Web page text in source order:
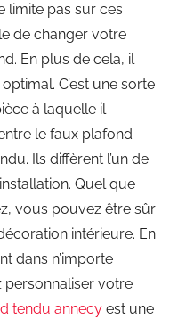
limite pas sur ces
de changer votre
En plus de cela, il
optimal. C’est une sorte
à laquelle il
le faux plafond
Ils diffèrent l’un de
Quel que
vous pouvez être sûr
intérieure. En
dans n’importe
personnaliser votre
tendu annecy est une